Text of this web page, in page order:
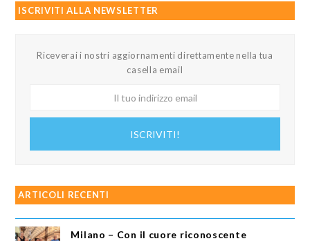
ISCRIVITI ALLA NEWSLETTER
Riceverai i nostri aggiornamenti direttamente nella tua
casella email
ISCRIVITI!
ARTICOLI RECENTI
Milano – Con il cuore riconoscente